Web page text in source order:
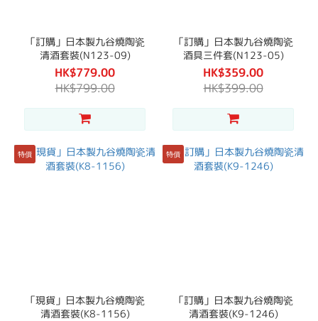
「訂購」日本製九谷燒陶瓷
清酒套裝(N123-09)
HK$779.00
HK$799.00
「訂購」日本製九谷燒陶瓷
酒具三件套(N123-05)
HK$359.00
HK$399.00
特價
「現貨」日本製九谷燒陶瓷
清酒套裝(K8-1156)
特價
「訂購」日本製九谷燒陶瓷
清酒套裝(K9-1246)